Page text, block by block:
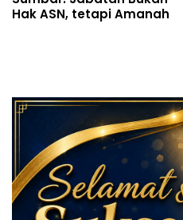
Hak ASN, tetapi Amanah